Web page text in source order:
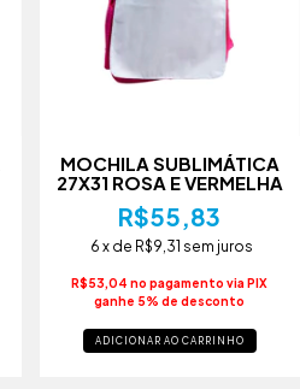
MOCHILA SUBLIMÁTICA
27X31 ROSA E VERMELHA
R$55,83
6 x de R$9,31 sem juros
R$53,04 no pagamento via PIX
ganhe 5% de desconto
ADICIONAR AO CARRINHO